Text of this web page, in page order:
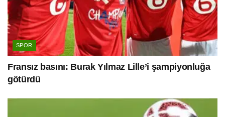
SPOR
Fransız basını: Burak Yılmaz Lille’i şampiyonluğa
götürdü